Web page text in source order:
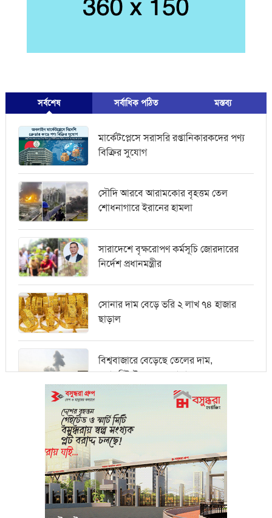
সর্বশেষ সর্বাধিক পঠিত মস্তব্য
মার্কেটপ্লেসে সরাসরি রপ্তানিকারকদের পণ্য
বিক্রির সুযোগ
সৌদি আরবে আরামকোর বৃহত্তম তেল
শোধনাগারে ইরানের হামলা
সারাদেশে বৃক্ষরোপণ কর্মসূচি জোরদারের
নির্দেশ প্রধানমন্ত্রীর
সোনার দাম বেড়ে ভরি ২ লাখ ৭৪ হাজার
ছাড়াল
বিশ্ববাজারে বেড়েছে তেলের দাম,
ওয়ালস্ট্রিটে পতনের আভাস
মধ্যপ্রাচ্যে সংকটের কারণে কার্গো পরিবহনে
বিঘ্ন ঘটছে
পরিবেশবান্ধব উদ্যোক্তারা ইউসিবি থেকে
পাবেন ২৫ লাখ টাকা ঋণ